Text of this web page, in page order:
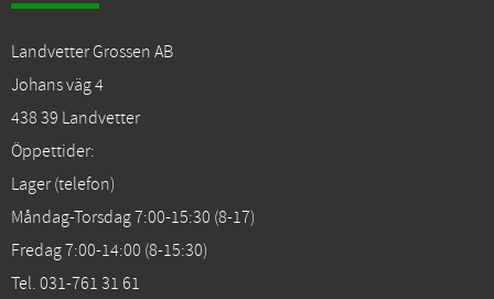
Landvetter Grossen AB
Johans väg 4
438 39 Landvetter
Öppettider:
Lager (telefon)
Måndag-Torsdag 7:00-15:30 (8-17)
Fredag 7:00-14:00 (8-15:30)
Tel. 031-761 31 61